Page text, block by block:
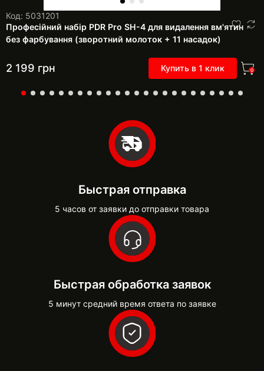
Код: 5031201
Професійний набір PDR Pro SH-4 для видалення вм'ятин
без фарбування (зворотний молоток + 11 насадок)
2 199 грн Купить в 1 клик 0
Быстрая отправка
5 часов от заявки до отправки товара
Быстрая обработка заявок
5 минут средний время ответа по заявке